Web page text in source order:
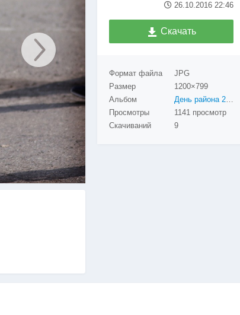
26.10.2016 22:46
Скачать
Формат файла
JPG
Размер
1200×799
Альбом
День района 2016
Просмотры
1141 просмотр
Скачиваний
9